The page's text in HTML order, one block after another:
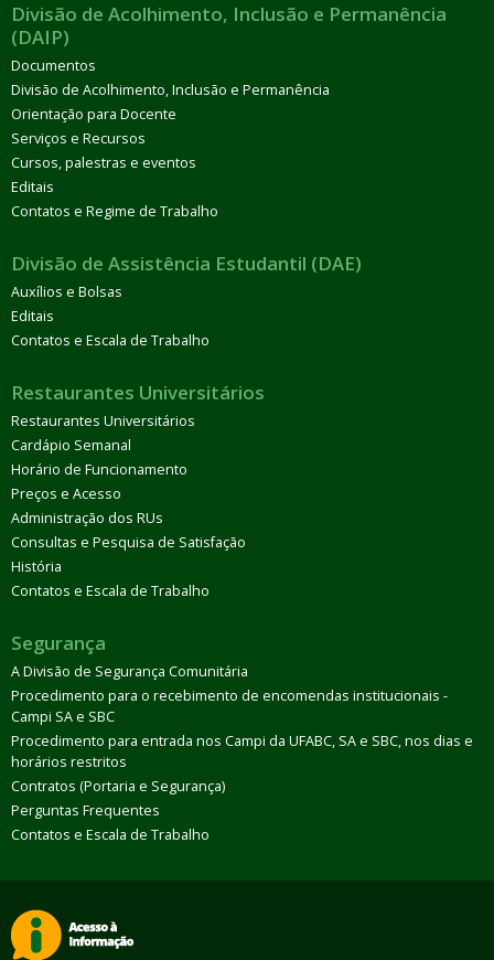
Divisão de Acolhimento, Inclusão e Permanência
(DAIP)
Documentos
Divisão de Acolhimento, Inclusão e Permanência
Orientação para Docente
Serviços e Recursos
Cursos, palestras e eventos
Editais
Contatos e Regime de Trabalho
Divisão de Assistência Estudantil (DAE)
Auxílios e Bolsas
Editais
Contatos e Escala de Trabalho
Restaurantes Universitários
Restaurantes Universitários
Cardápio Semanal
Horário de Funcionamento
Preços e Acesso
Administração dos RUs
Consultas e Pesquisa de Satisfação
História
Contatos e Escala de Trabalho
Segurança
A Divisão de Segurança Comunitária
Procedimento para o recebimento de encomendas institucionais -
Campi SA e SBC
Procedimento para entrada nos Campi da UFABC, SA e SBC, nos dias e
horários restritos
Contratos (Portaria e Segurança)
Perguntas Frequentes
Contatos e Escala de Trabalho